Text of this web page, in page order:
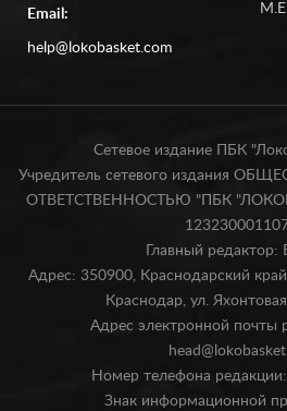
Email:
help@lokobasket.com
Сетевое издание ПБК
Учредитель сетевого издания
ОТВЕТСТВЕННОСТЬЮ "ПБК
Главный редактор:
Адрес: 350900, Краснодарский
Краснодар, ул.
Адрес электронной почты
Номер телефона
Знак информационной